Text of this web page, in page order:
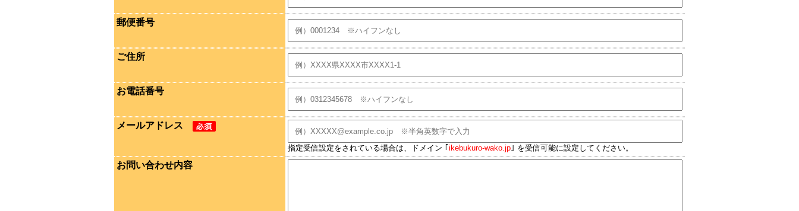
郵便番号
ご住所
お電話番号
メールアドレス
指定受信設定をされている場合は、ドメイン ｢ ikebukuro-wako.jp ｣ を受信可能に設定してください。
お問い合わせ内容